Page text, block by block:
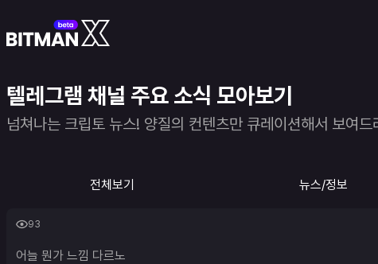
텔레그램 채널 주요 소식 모아보기
넘쳐나는 크립토 뉴스! 양질의 컨텐츠만 큐레이션해서 보여드
전체보기 뉴스/정보
93
어늘 뭔가 느낌 다르노